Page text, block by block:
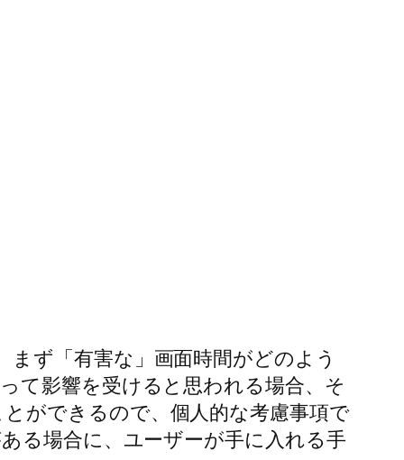
ず「有害な」画面時間がどのよう
て影響を受けると思われる場合、そ
ができるので、個人的な考慮事項で
る場合に、ユーザーが手に入れる手